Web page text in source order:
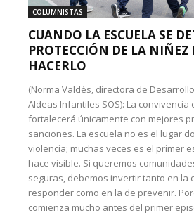
COLUMNISTAS
CUANDO LA ESCUELA SE
PROTECCIÓN DE LA NIÑEZ
HACERLO
(Norma Valdés, directora de
Aldeas Infantiles SOS): La convivencia
fortalecerá únicamente con mejores
sanciones. La escuela no es el lugar
violencia; muchas veces es el primer
hace visible. Si queremos
seguras, debemos invertir tanto en la
responder como en la de prevenir.
comienza mucho antes del primer